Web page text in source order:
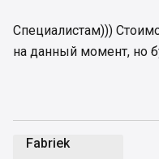
Специалистам)))
на данный момент, но
Fabriek